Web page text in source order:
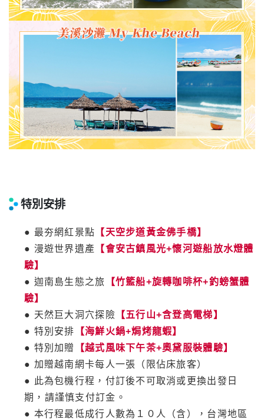
特別安排
● 最夯網紅景點 【天空步道黃金佛手橋】
● 漫遊世界遺產 【會安古鎮風光+懷河遊船放水燈體
驗】
● 迦南島生態之旅 【竹籃船+旋轉咖啡杯+釣螃蟹體
驗】
● 天然巨大洞穴探險 【五行山+含登高電梯】
● 特別安排 【海鮮火鍋+焗烤龍蝦】
● 特別加贈
【越式風味下午茶+奧黛服裝體驗】
● 加贈越南網卡每人一張（限佔床旅客）
● 此為包機行程，付訂後不可取消或更換出發日
期，請謹慎支付訂金。
● 本行程最低成行人數為１０人（含），台灣地區